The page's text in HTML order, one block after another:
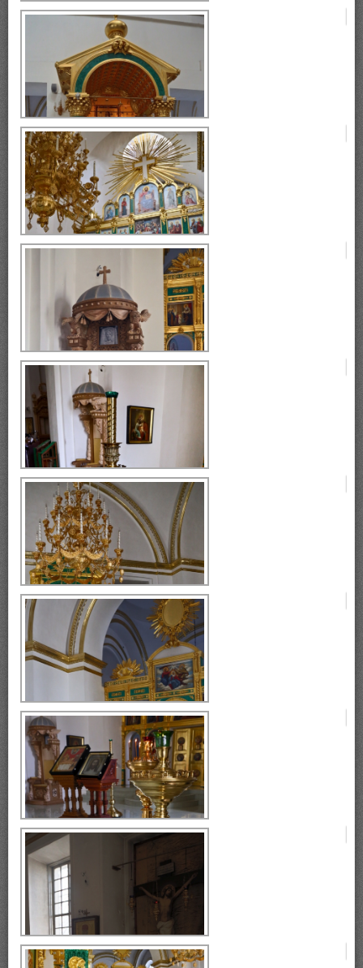
Богоявленский собор
Богоявленский собор
Богоявленский собор
Богоявленский собор
Богоявленский собор
Богоявленский собор
Богоявленский собор
Богоявленский собор